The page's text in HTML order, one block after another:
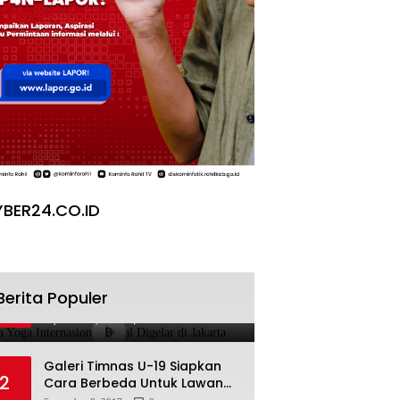
Populer
1
Bakal Digelar di Jakarta
2
Galeri Timnas U-19 Siapkan
Cara Berbeda Untuk Lawan